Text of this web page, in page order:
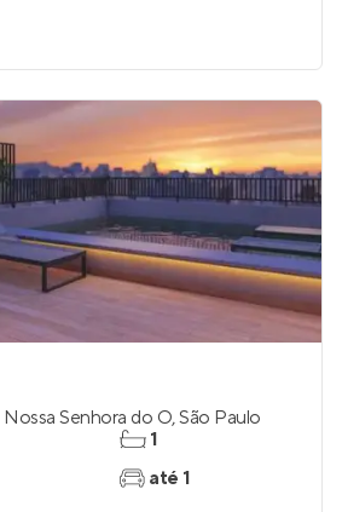
Nossa Senhora do Ó,São Paulo
1
até 1